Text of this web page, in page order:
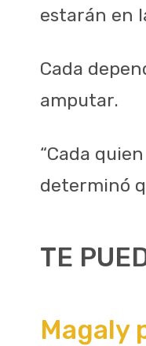
estarán en
Cada
amputar.
“Cada
determinó
TE
Magaly